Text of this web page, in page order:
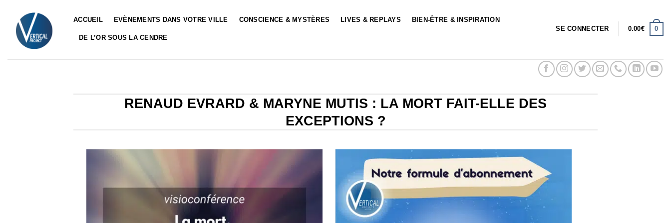
contenu
ACCUEIL EVÈNEMENTS DANS VOTRE VILLE CONSCIENCE & MYSTÈRES LIVES & REPLAYS BIEN-ÊTRE & INSPIRATION
DE L’OR SOUS LA CENDRE
SE CONNECTER 0.00€ 0
RENAUD EVRARD & MARYNE MUTIS : LA MORT FAIT-ELLE DES
EXCEPTIONS ?